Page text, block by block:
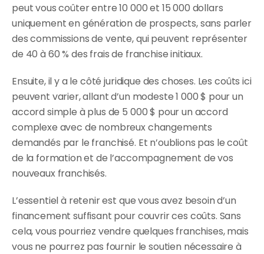
peut vous coûter entre 10 000 et 15 000 dollars
uniquement en génération de prospects, sans parler
des commissions de vente, qui peuvent représenter
de 40 à 60 % des frais de franchise initiaux.
Ensuite, il y a le côté juridique des choses. Les coûts ici
peuvent varier, allant d’un modeste 1 000 $ pour un
accord simple à plus de 5 000 $ pour un accord
complexe avec de nombreux changements
demandés par le franchisé. Et n’oublions pas le coût
de la formation et de l’accompagnement de vos
nouveaux franchisés.
L’essentiel à retenir est que vous avez besoin d’un
financement suffisant pour couvrir ces coûts. Sans
cela, vous pourriez vendre quelques franchises, mais
vous ne pourrez pas fournir le soutien nécessaire à